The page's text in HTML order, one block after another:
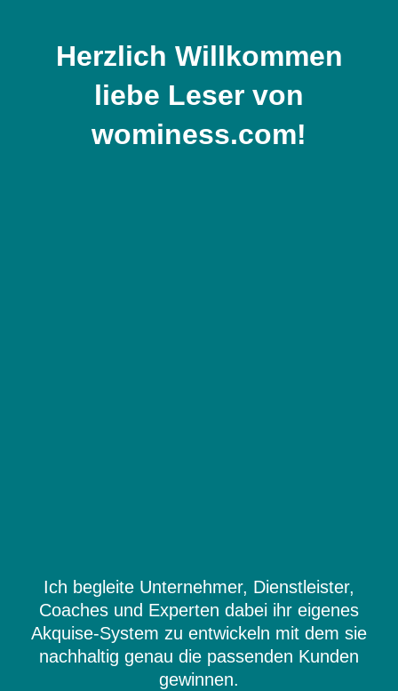
Herzlich Willkommen
liebe Leser von
wominess.com!
Ich begleite Unternehmer, Dienstleister,
Coaches und Experten dabei ihr eigenes
Akquise-System zu entwickeln mit dem sie
nachhaltig genau die passenden Kunden
gewinnen.